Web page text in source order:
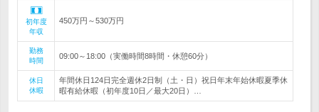
初年度
年収
450万円～530万円
勤務
時間
09:00～18:00（実働時間8時間・休憩60分）
休日
休暇
年間休日124日完全週休2日制（土・日）祝日年末年始休暇夏季休
暇有給休暇（初年度10日／最大20日）…